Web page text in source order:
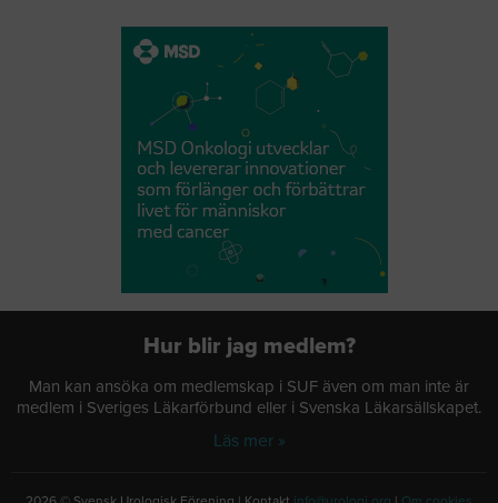
Hur blir jag medlem?
Man kan ansöka om medlemskap i SUF även om man inte är
medlem i Sveriges Läkarförbund eller i Svenska Läkarsällskapet.
Läs mer »